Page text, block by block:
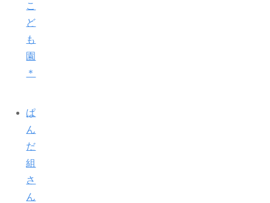
こ
ど
も
園
＊
ぱ
ん
だ
組
さ
ん